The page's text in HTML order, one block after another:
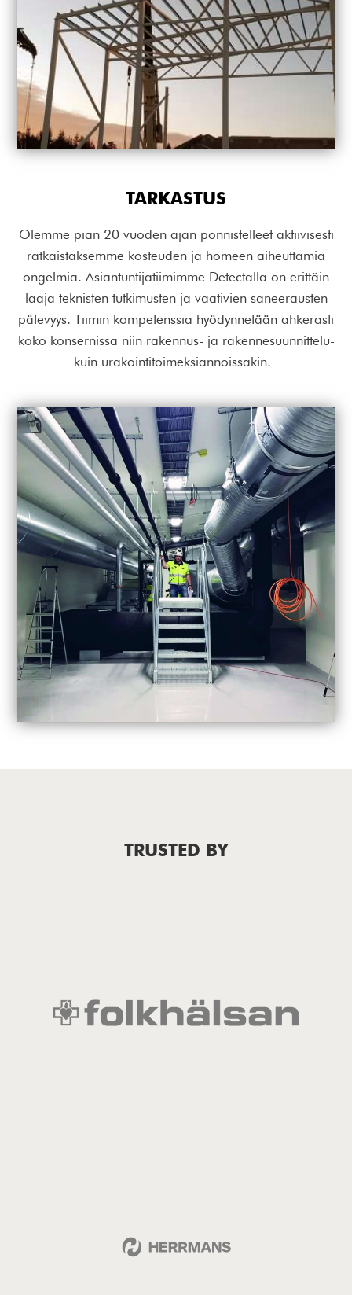
TARKASTUS
Olemme pian 20 vuoden ajan ponnistelleet aktiivisesti
ratkaistaksemme kosteuden ja homeen aiheuttamia
ongelmia. Asiantuntijatiimimme Detectalla on erittäin
laaja teknisten tutkimusten ja vaativien saneerausten
pätevyys. Tiimin kompetenssia hyödynnetään ahkerasti
koko konsernissa niin rakennus- ja rakennesuunnittelu-
kuin urakointitoimeksiannoissakin.
TRUSTED BY